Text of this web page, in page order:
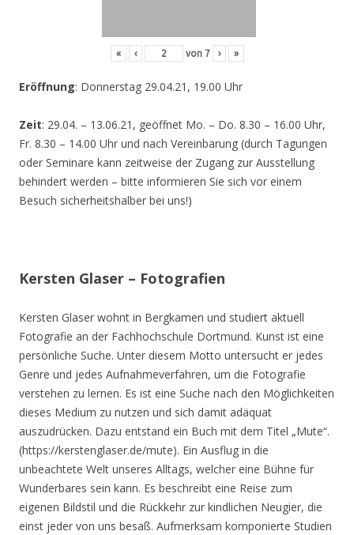
« ‹ von 7 › »
Eröffnung: Donnerstag 29.04.21, 19.00 Uhr
Zeit: 29.04. – 13.06.21, geöffnet Mo. – Do. 8.30 – 16.00 Uhr,
Fr. 8.30 – 14.00 Uhr und nach Vereinbarung (durch Tagungen
oder Seminare kann zeitweise der Zugang zur Ausstellung
behindert werden – bitte informieren Sie sich vor einem
Besuch sicherheitshalber bei uns!)
Kersten Glaser – Fotografien
Kersten Glaser wohnt in Bergkamen und studiert aktuell
Fotografie an der Fachhochschule Dortmund. Kunst ist eine
persönliche Suche. Unter diesem Motto untersucht er jedes
Genre und jedes Aufnahmeverfahren, um die Fotografie
verstehen zu lernen. Es ist eine Suche nach den Möglichkeiten
dieses Medium zu nutzen und sich damit adäquat
auszudrücken. Dazu entstand ein Buch mit dem Titel „Mute“.
(https://kerstenglaser.de/mute). Ein Ausflug in die
unbeachtete Welt unseres Alltags, welcher eine Bühne für
Wunderbares sein kann. Es beschreibt eine Reise zum
eigenen Bildstil und die Rückkehr zur kindlichen Neugier, die
einst jeder von uns besaß. Aufmerksam komponierte Studien